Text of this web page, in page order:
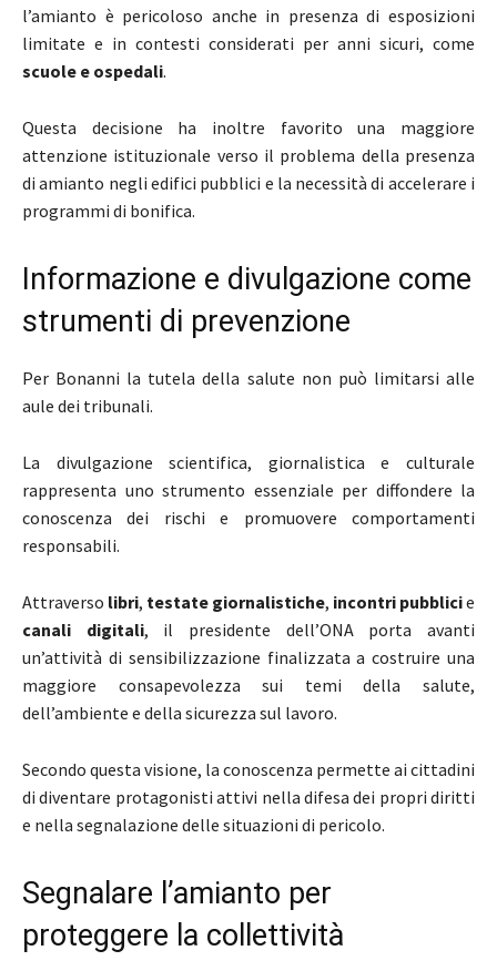
l’amianto è pericoloso anche in presenza di esposizioni
limitate e in contesti considerati per anni sicuri, come
scuole e ospedali.
Questa decisione ha inoltre favorito una maggiore
attenzione istituzionale verso il problema della presenza
di amianto negli edifici pubblici e la necessità di accelerare i
programmi di bonifica.
Informazione e divulgazione come
strumenti di prevenzione
Per Bonanni la tutela della salute non può limitarsi alle
aule dei tribunali.
La divulgazione scientifica, giornalistica e culturale
rappresenta uno strumento essenziale per diffondere la
conoscenza dei rischi e promuovere comportamenti
responsabili.
Attraverso libri, testate giornalistiche, incontri pubblicie
canali digitali, il presidente dell’ONA porta avanti
un’attività di sensibilizzazione finalizzata a costruire una
maggiore consapevolezza sui temi della salute,
dell’ambiente e della sicurezza sul lavoro.
Secondo questa visione, la conoscenza permette ai cittadini
di diventare protagonisti attivi nella difesa dei propri diritti
e nella segnalazione delle situazioni di pericolo.
Segnalare l’amianto per
proteggere la collettività